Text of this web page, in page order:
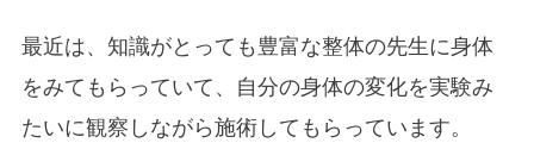
最近は、知識がとっても豊富な整体の先生に身体
をみてもらっていて、自分の身体の変化を実験み
たいに観察しながら施術してもらっています。